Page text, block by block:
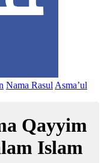
Nama Rasul Asma’ul
Qayyim
Islam